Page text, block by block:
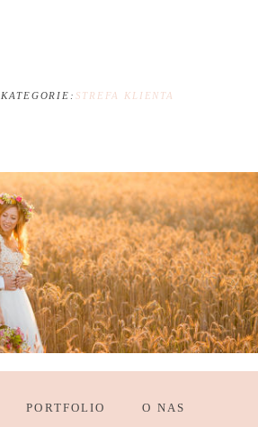
KATEGORIE: STREFA KLIENTA
PORTFOLIO O NAS